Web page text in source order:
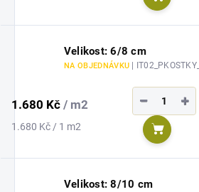
Do
Velikost: 6/8 cm
NA OBJEDNÁVKU |
1.680 Kč / m2
Měrná
1.680 Kč / 1 m2
+
−
Do
Velikost: 8/10 cm